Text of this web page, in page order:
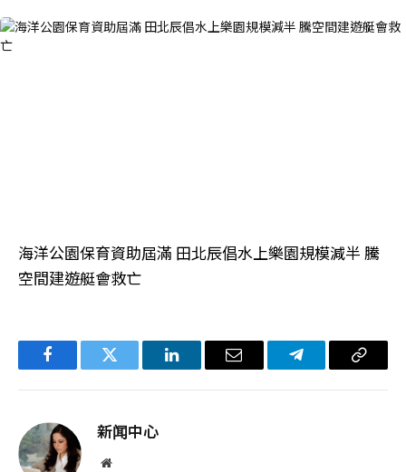
海洋公園保育資助屆滿 田北辰倡水上樂園規模減半 騰
空間建遊艇會救亡
FacebookTwitter LinkedIn电
Telegram复
新闻中心
网